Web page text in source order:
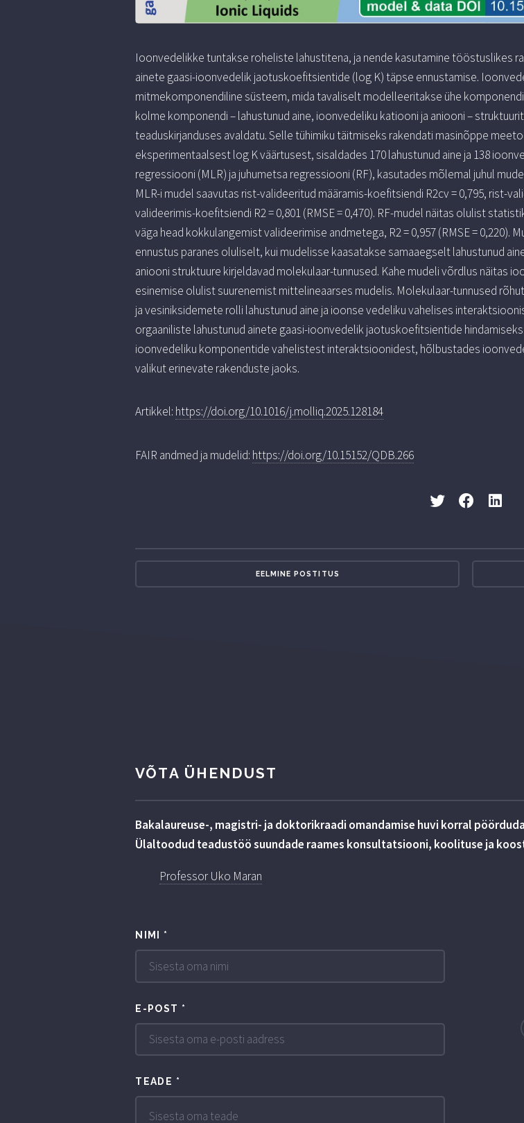
Ioonvedelikke tuntakse roheliste lahustitena, ja nende kasutamine tööstuslikes
ainete gaasi-ioonvedelik jaotuskoefitsientide (log K) täpse ennustamise.
mitmekomponendiline süsteem, mida tavaliselt modelleeritakse ühe
kolme komponendi – lahustunud aine, ioonvedeliku katiooni ja aniooni –
teaduskirjanduses avaldatu. Selle tühimiku täitmiseks rakendati masinõppe
eksperimentaalsest log K väärtusest, sisaldades 170 lahustunud aine ja 138
regressiooni (MLR) ja juhumetsa regressiooni (RF), kasutades mõlemal juhul
MLR-i mudel saavutas rist-valideeritud määramis-koefitsiendi R2cv = 0,795, rist-
valideerimis-koefitsiendi R2 = 0,801 (RMSE = 0,470). RF-mudel näitas olulist
väga head kokkulangemist valideerimise andmetega, R2 = 0,957 (RMSE = 0,220).
ennustus paranes oluliselt, kui mudelisse kaasatakse samaaegselt lahustunud
aniooni struktuure kirjeldavad molekulaar-tunnused. Kahe mudeli võrdlus näitas
esinemise olulist suurenemist mittelineaarses mudelis. Molekulaar-tunnused
ja vesiniksidemete rolli lahustunud aine ja ioonse vedeliku vahelises
orgaaniliste lahustunud ainete gaasi-ioonvedelik jaotuskoefitsientide
ioonvedeliku komponentide vahelistest interaktsioonidest, hõlbustades
valikut erinevate rakenduste jaoks.
Artikkel: https://doi.org/10.1016/j.molliq.2025.128184
FAIR andmed ja mudelid: https://doi.org/10.15152/QDB.266
EELMINE POSTITUS
VÕTA ÜHENDUST
Bakalaureuse-, magistri- ja doktorikraadi omandamise huvi korral
Ülaltoodud teadustöö suundade raames konsultatsiooni, koolituse ja
Professor Uko Maran
NIMI *
E-POST *
TEADE *